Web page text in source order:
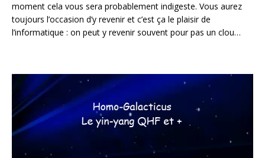
moment cela vous sera probablement indigeste. Vous aurez
toujours l’occasion d’y revenir et c’est ça le plaisir de
l’informatique : on peut y revenir souvent pour pas un clou…